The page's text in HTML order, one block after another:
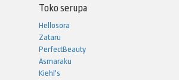
Toko serupa
Hellosora
Zataru
PerfectBeauty
Asmaraku
Kiehl's